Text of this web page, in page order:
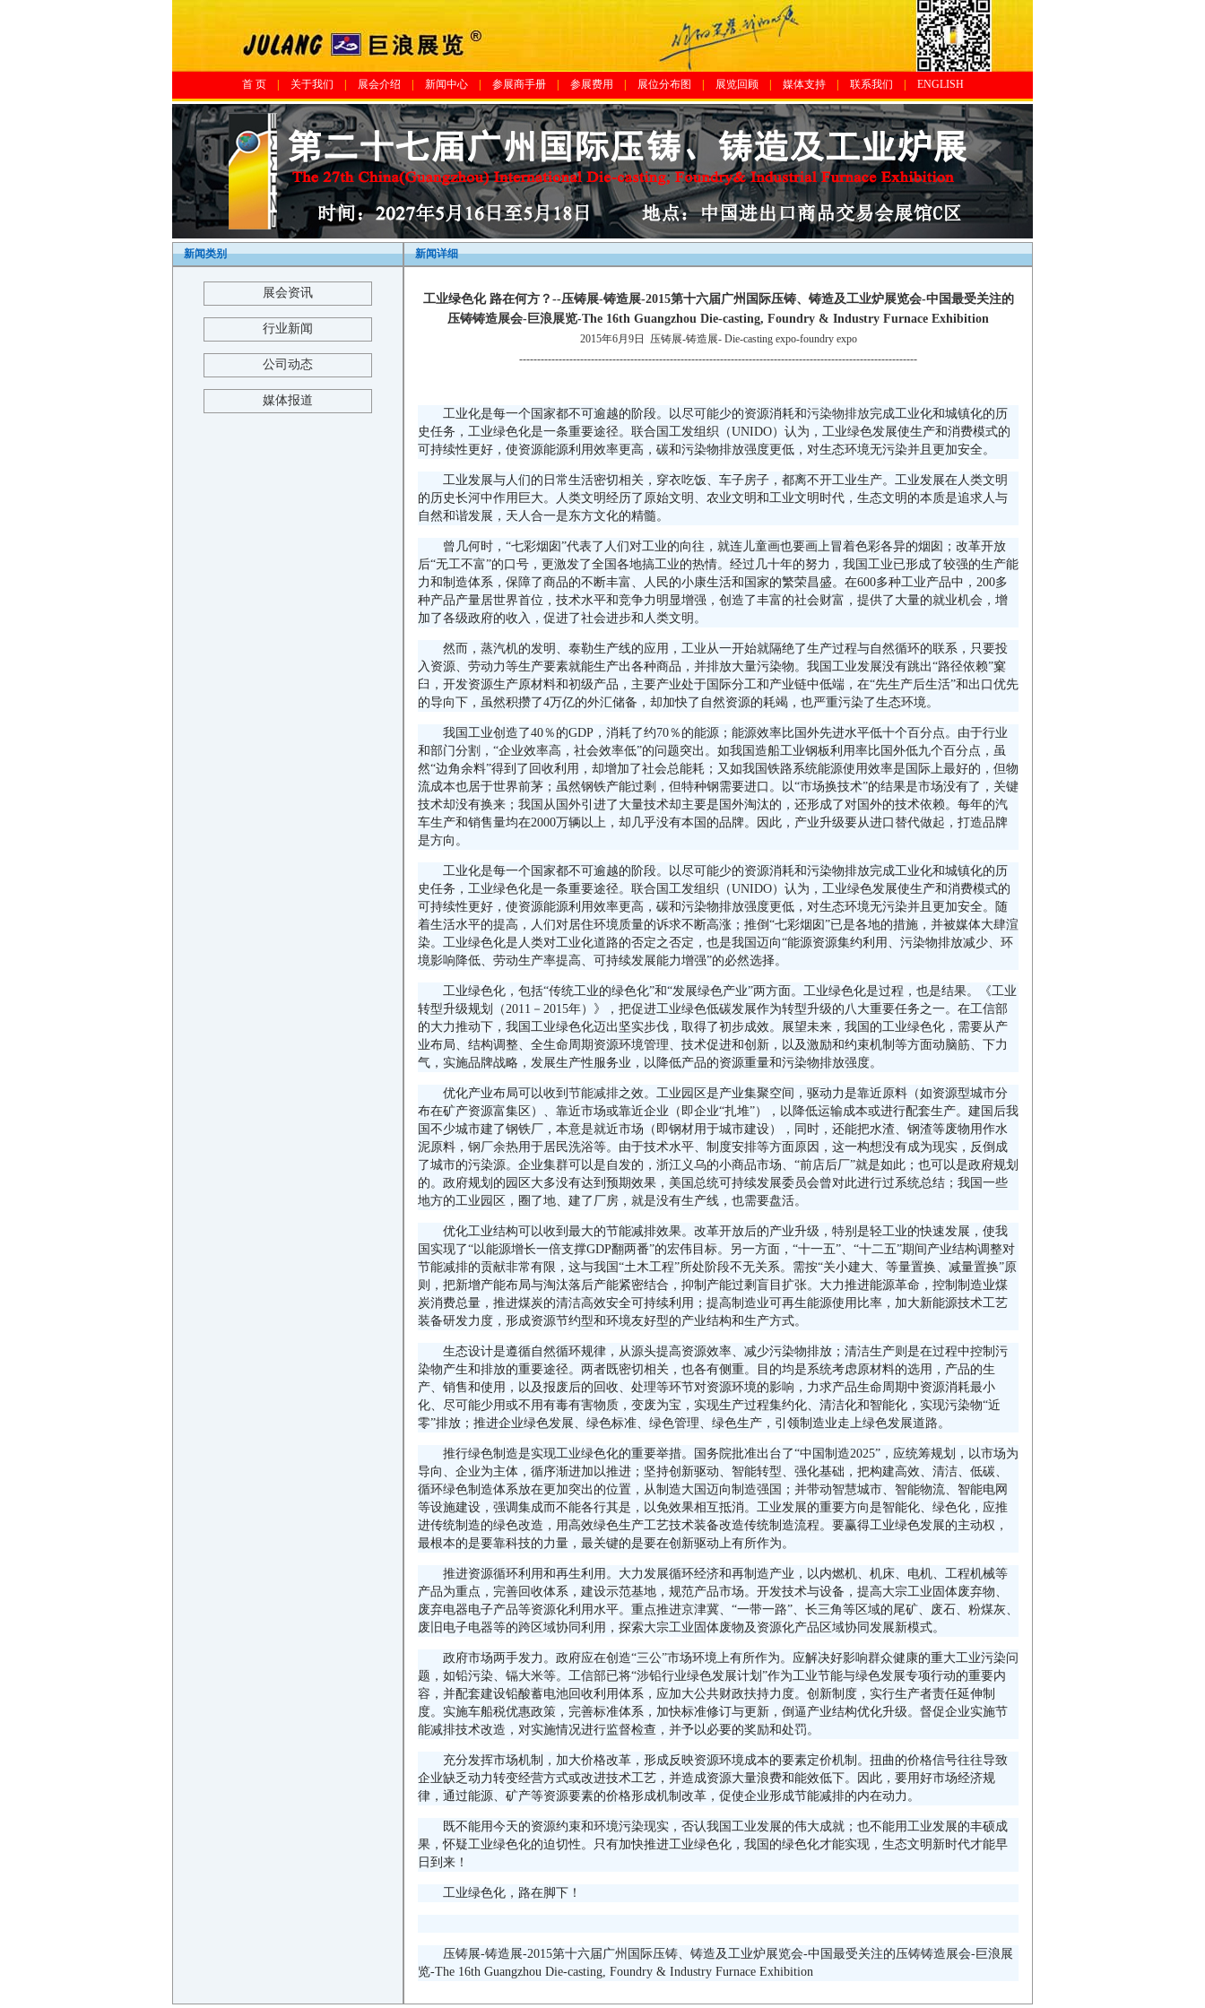
首 页 关于我们 展会介绍 新闻中心 参展商手册| 参展费用 展位分布图 展览回顾 媒体支持| 联系我们 ENGLISH
新闻类别
展会资讯
行业新闻
公司动态
媒体报道
新闻详细
工业绿色化 路在何方？--压铸展-铸造展-2015第十六届广州国际压铸、铸造及工业炉展览会-中国最受关注的
压铸铸造展会-巨浪展览-The 16th Guangzhou Die-casting, Foundry & Industry Furnace Exhibition
2015年6月9日
压铸展-铸造展- Die-casting expo-foundry expo
---------------------------------------------------------------------------------------------------------------
工业化是每一个国家都不可逾越的阶段。以尽可能少的资源消耗和污染物排放完成工业化和城镇化的历
史任务，工业绿色化是一条重要途径。联合国工发组织（UNIDO）认为，工业绿色发展使生产和消费模式的
可持续性更好，使资源能源利用效率更高，碳和污染物排放强度更低，对生态环境无污染并且更加安全。
工业发展与人们的日常生活密切相关，穿衣吃饭、车子房子，都离不开工业生产。工业发展在人类文明
的历史长河中作用巨大。人类文明经历了原始文明、农业文明和工业文明时代，生态文明的本质是追求人与
自然和谐发展，天人合一是东方文化的精髓。
曾几何时，“七彩烟囱”代表了人们对工业的向往，就连儿童画也要画上冒着色彩各异的烟囱；改革开放
后“无工不富”的口号，更激发了全国各地搞工业的热情。经过几十年的努力，我国工业已形成了较强的生产能
力和制造体系，保障了商品的不断丰富、人民的小康生活和国家的繁荣昌盛。在600多种工业产品中，200多
种产品产量居世界首位，技术水平和竞争力明显增强，创造了丰富的社会财富，提供了大量的就业机会，增
加了各级政府的收入，促进了社会进步和人类文明。
然而，蒸汽机的发明、泰勒生产线的应用，工业从一开始就隔绝了生产过程与自然循环的联系，只要投
入资源、劳动力等生产要素就能生产出各种商品，并排放大量污染物。我国工业发展没有跳出“路径依赖”窠
臼，开发资源生产原材料和初级产品，主要产业处于国际分工和产业链中低端，在“先生产后生活”和出口优先
的导向下，虽然积攒了4万亿的外汇储备，却加快了自然资源的耗竭，也严重污染了生态环境。
我国工业创造了40％的GDP，消耗了约70％的能源；能源效率比国外先进水平低十个百分点。由于行业
和部门分割，“企业效率高，社会效率低”的问题突出。如我国造船工业钢板利用率比国外低九个百分点，虽
然“边角余料”得到了回收利用，却增加了社会总能耗；又如我国铁路系统能源使用效率是国际上最好的，但物
流成本也居于世界前茅；虽然钢铁产能过剩，但特种钢需要进口。以“市场换技术”的结果是市场没有了，关键
技术却没有换来；我国从国外引进了大量技术却主要是国外淘汰的，还形成了对国外的技术依赖。每年的汽
车生产和销售量均在2000万辆以上，却几乎没有本国的品牌。因此，产业升级要从进口替代做起，打造品牌
是方向。
工业化是每一个国家都不可逾越的阶段。以尽可能少的资源消耗和污染物排放完成工业化和城镇化的历
史任务，工业绿色化是一条重要途径。联合国工发组织（UNIDO）认为，工业绿色发展使生产和消费模式的
可持续性更好，使资源能源利用效率更高，碳和污染物排放强度更低，对生态环境无污染并且更加安全。随
着生活水平的提高，人们对居住环境质量的诉求不断高涨；推倒“七彩烟囱”已是各地的措施，并被媒体大肆渲
染。工业绿色化是人类对工业化道路的否定之否定，也是我国迈向“能源资源集约利用、污染物排放减少、环
境影响降低、劳动生产率提高、可持续发展能力增强”的必然选择。
工业绿色化，包括“传统工业的绿色化”和“发展绿色产业”两方面。工业绿色化是过程，也是结果。《工业
转型升级规划（2011－2015年）》，把促进工业绿色低碳发展作为转型升级的八大重要任务之一。在工信部
的大力推动下，我国工业绿色化迈出坚实步伐，取得了初步成效。展望未来，我国的工业绿色化，需要从产
业布局、结构调整、全生命周期资源环境管理、技术促进和创新，以及激励和约束机制等方面动脑筋、下力
气，实施品牌战略，发展生产性服务业，以降低产品的资源重量和污染物排放强度。
优化产业布局可以收到 节能减排之效。工业园区是产业集聚空间，驱动力是靠近原料（如资源型城市分
布在矿产资源富集区）、靠近市场或靠近企业（即企业“扎堆”），以降低运输成本或进行配套生产。建国后我
国不少城市建了钢铁厂，本意是就近市场（即钢材用于城市建设），同时，还能把水渣、钢渣等废物用作水
泥原料， 钢厂余热用于居民洗浴等。由于技术水平、制度安排等方面原因，这一构想没有成为现实，反倒成
了城市的污染源。企业集群可以是自发的，浙江义乌的小商品市场、“前店后厂”就是如此；也可以是政府规划
的。政府规划的园区大多没有达到预期效果，美国总统可持续发展委员会曾对此进行过系统总结；我国一些
地方的工业园区，圈了地、建了厂房，就是没有生产线，也需要盘活。
优化工业结构可以收到最大的节能减排效果。改革开放后的产业升级，特别是轻工业的快速发展，使我
国实现了“以能源增长一倍支撑GDP翻两番”的宏伟目标。另一方面，“十一五”、“十二五”期间产业结构调整对
节能减排的贡献非常有限，这与我国“土木工程”所处阶段不无关系。需按“关小建大、等量置换、减量置换”原
则，把新增产能布局与淘汰落后产能紧密结合，抑制产能过剩盲目扩张。大力推进能源革命，控制制造业煤
炭消费总量，推进煤炭的清洁高效安全可持续利用；提高制造业可再生能源使用比率，加大新能源技术工艺
装备研发力度，形成资源节约型和环境友好型的产业结构和生产方式。
生态设计是遵循自然循环规律，从源头提高资源效率、减少污染物排放；清洁生产则是在过程中控制污
染物产生和排放的重要途径。两者既密切相关，也各有侧重。目的均是系统考虑原材料的选用，产品的生
产、销售和使用，以及报废后的回收、处理等环节对资源环境的影响，力求产品生命周期中资源消耗最小
化、尽可能少用或不用有毒有害物质，变废为宝，实现生产过程集约化、清洁化和智能化，实现污染物“近
零”排放；推进企业绿色发展、绿色标准、绿色管理、绿色生产，引领制造业走上绿色发展道路。
推行绿色制造是实现工业绿色化的重要举措。国务院批准出台了“中国制造2025”，应统筹规划，以市场为
导向、企业为主体，循序渐进加以推进；坚持创新驱动、智能转型、强化基础，把构建高效、清洁、低碳、
循环绿色制造体系放在更加突出的位置，从制造大国迈向制造强国；并带动智慧城市、智能物流、智能电网
等设施建设，强调集成而不能各行其是，以免效果相互抵消。工业发展的重要方向是智能化、绿色化，应推
进传统制造的绿色改造，用高效绿色生产工艺技术装备改造传统制造流程。要赢得工业绿色发展的主动权，
最根本的是要靠科技的力量，最关键的是要在创新驱动上有所作为。
推进资源循环利用和再生利用。大力发展循环经济和再制造产业，以内燃机、机床、电机、工程机械等
产品为重点，完善回收体系，建设示范基地，规范产品市场。开发技术与设备，提高大宗工业固体废弃物、
废弃电器电子产品等资源化利用水平。重点推进京津冀、“一带一路”、长三角等区域的尾矿、废石、粉煤灰、
废旧电子电器等的跨区域协同利用，探索大宗工业固体废物及资源化产品区域协同发展新模式。
政府市场两手发力。政府应在创造“三公”市场环境上有所作为。应解决好影响群众健康的重大工业污染问
题，如铅污染、镉大米等。工信部已将“涉铅行业绿色发展计划”作为工业节能与绿色发展专项行动的重要内
容，并配套建设铅酸蓄电池回收利用体系，应加大公共财政扶持力度。创新制度，实行生产者责任延伸制
度。实施车船税优惠政策，完善标准体系，加快标准修订与更新，倒逼产业结构优化升级。督促企业实施节
能减排技术改造，对实施情况进行监督检查，并予以必要的奖励和处罚。
充分发挥市场机制，加大价格改革，形成反映资源环境成本的要素定价机制。扭曲的价格信号往往导致
企业缺乏动力转变经营方式或改进技术工艺，并造成资源大量浪费和能效低下。因此，要用好市场经济规
律，通过能源、矿产等资源要素的价格形成机制改革，促使企业形成节能减排的内在动力。
既不能用今天的资源约束和环境污染现实，否认我国工业发展的伟大成就；也不能用工业发展的丰硕成
果，怀疑工业绿色化的迫切性。只有加快推进工业绿色化，我国的绿色化才能实现，生态文明新时代才能早
日到来！
工业绿色化，路在脚下！
压铸展-铸造展-2015第十六届广州国际压铸、铸造及工业炉展览会-中国最受关注的压铸铸造展会-巨浪展
览-The 16th Guangzhou Die-casting, Foundry & Industry Furnace Exhibition